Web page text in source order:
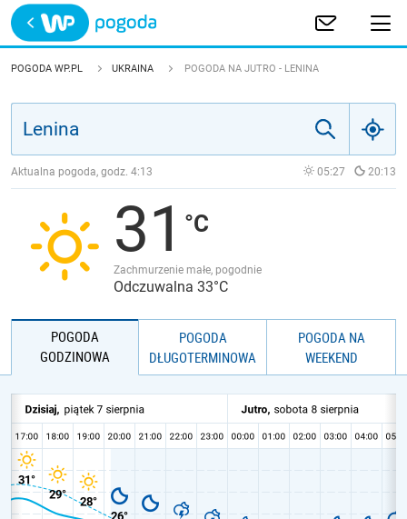
Trwa ładowanie
POLSKA
JAKOŚĆ POWIETRZA
POGODA WP.PL UKRAINA POGODA NA JUTRO - LENINA
Aktualna pogoda, godz. 4:13 05:27 20:13
31
Zachmurzenie małe, pogodnie
Odczuwalna 33°C
POGODA
GODZINOWA
POGODA
DŁUGOTERMINOWA
POGODA NA
WEEKEND